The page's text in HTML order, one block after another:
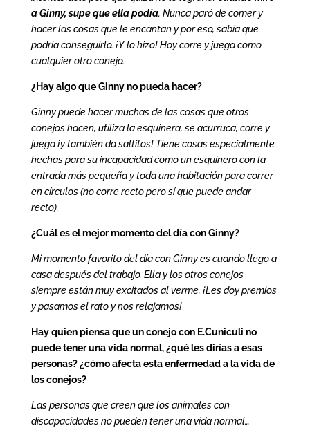
a Ginny, supe que ella podía. Nunca paró de comer y
hacer las cosas que le encantan y por eso, sabía que
podría conseguirlo. ¡Y lo hizo! Hoy corre y juega como
cualquier otro conejo.
¿Hay algo que Ginny no pueda hacer?
Ginny puede hacer muchas de las cosas que otros
conejos hacen, utiliza la esquinera, se acurruca, corre y
juega ¡y también da saltitos! Tiene cosas especialmente
hechas para su incapacidad como un esquinero con la
entrada más pequeña y toda una habitación para correr
en círculos (no corre recto pero sí que puede andar
recto).
¿Cuál es el mejor momento del día con Ginny?
Mi momento favorito del día con Ginny es cuando llego a
casa después del trabajo. Ella y los otros conejos
siempre están muy excitados al verme. ¡Les doy premios
y pasamos el rato y nos relajamos!
Hay quien piensa que un conejo con E.Cuniculi no
puede tener una vida normal, ¿qué les dirías a esas
personas? ¿cómo afecta esta enfermedad a la vida de
los conejos?
Las personas que creen que los animales con
discapacidades no pueden tener una vida normal…